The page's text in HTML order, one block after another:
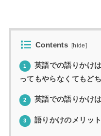
Contents [hide]
1
英語での語りかけ
ってもやらなくてもど
2 英語での語りかけ
3 語りかけのメリット